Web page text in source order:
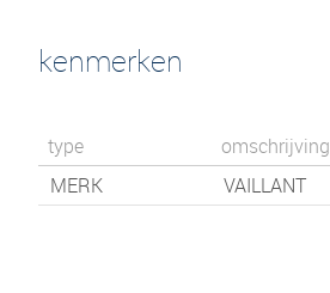
kenmerken
type
omschrijving
MERK
VAILLANT